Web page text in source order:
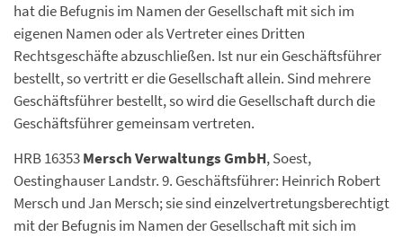
hat die Befugnis im Namen der Gesellschaft mit sich im
eigenen Namen oder als Vertreter eines Dritten
Rechtsgeschäfte abzuschließen. Ist nur ein Geschäftsführer
bestellt, so vertritt er die Gesellschaft allein. Sind mehrere
Geschäftsführer bestellt, so wird die Gesellschaft durch die
Geschäftsführer gemeinsam vertreten.
HRB 16353Mersch Verwaltungs GmbH, Soest,
Oestinghauser Landstr. 9. Geschäftsführer: Heinrich Robert
Mersch und Jan Mersch; sie sind einzelvertretungsberechtigt
mit der Befugnis im Namen der Gesellschaft mit sich im